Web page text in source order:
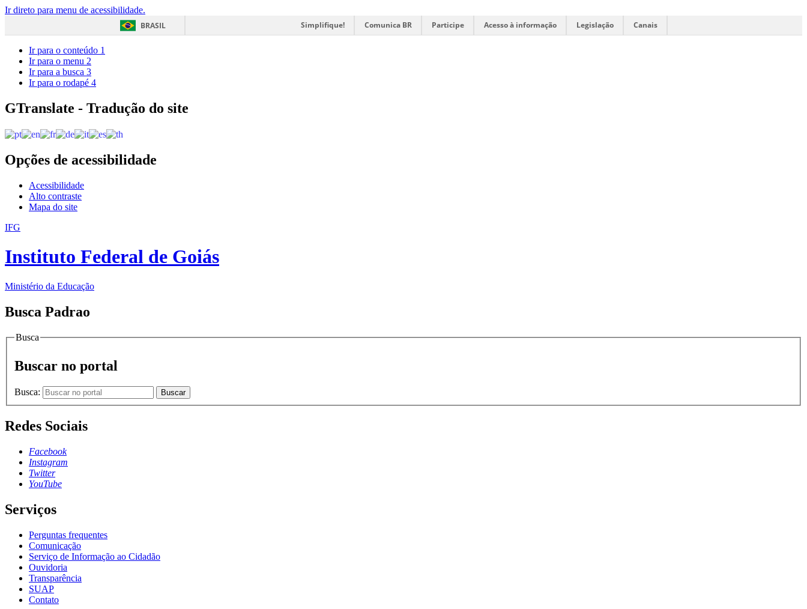
Ir direto para menu de acessibilidade.
BRASIL
Simplifique! Comunica BR Participe Acesso à informação Legislação Canais
Ir para o conteúdo 1
Ir para o menu 2
Ir para a busca 3
Ir para o rodapé 4
GTranslate - Tradução do site
Opções de acessibilidade
Acessibilidade
Alto contraste
Mapa do site
IFG
Instituto Federal de Goiás
Ministério da Educação
Busca Padrao
Busca
Buscar no portal
Busca: Buscar
Redes Sociais
Facebook
Instagram
Twitter
YouTube
Serviços
Perguntas frequentes
Comunicação
Serviço de Informação ao Cidadão
Ouvidoria
Transparência
SUAP
Contato